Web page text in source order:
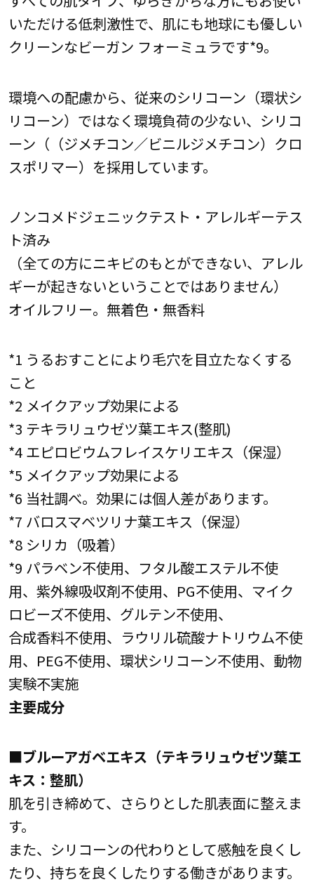
いただける低刺激性で、肌にも地球にも優しい
クリーンなビーガン フォーミュラです*9。
環境への配慮から、従来のシリコーン（環状シ
リコーン）ではなく環境負荷の少ない、シリコ
ーン（（ジメチコン／ビニルジメチコン）クロ
スポリマー）を採用しています。
ノンコメドジェニックテスト・アレルギーテス
ト済み
（全ての方にニキビのもとができない、アレル
ギーが起きないということではありません）
オイルフリー。無着色・無香料
*1 うるおすことにより毛穴を目立たなくする
こと
*2 メイクアップ効果による
*3 テキラリュウゼツ葉エキス(整肌)
*4 エピロビウムフレイスケリエキス（保湿）
*5 メイクアップ効果による
*6 当社調べ。効果には個人差があります。
*7 バロスマベツリナ葉エキス（保湿）
*8 シリカ（吸着）
*9 パラベン不使用、フタル酸エステル不使
用、紫外線吸収剤不使用、PG不使用、マイク
ロビーズ不使用、グルテン不使用、
合成香料不使用、ラウリル硫酸ナトリウム不使
用、PEG不使用、環状シリコーン不使用、動物
実験不実施
主要成分
■ブルーアガベエキス（テキラリュウゼツ葉エ
キス：整肌）
肌を引き締めて、さらりとした肌表面に整えま
す。
また、シリコーンの代わりとして感触を良くし
たり、持ちを良くしたりする働きがあります。